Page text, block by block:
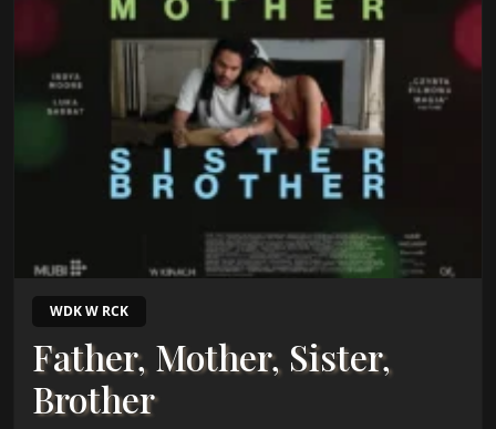
WDK W RCK
Father, Mother, Sister,
Brother